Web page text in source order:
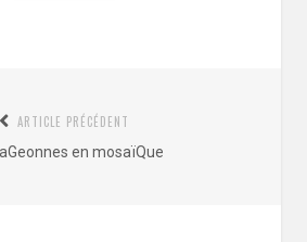
ARTICLE PRÉCÉDENT
Article
en mosaïQue